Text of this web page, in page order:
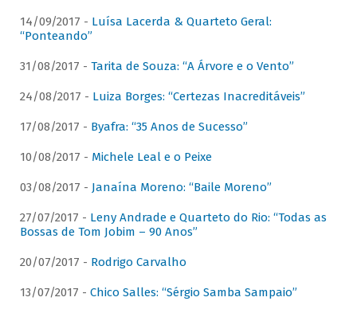
14/09/2017 - Luísa Lacerda & Quarteto Geral:
“Ponteando”
31/08/2017 - Tarita de Souza: “A Árvore e o Vento”
24/08/2017 - Luiza Borges: “Certezas Inacreditáveis”
17/08/2017 - Byafra: “35 Anos de Sucesso”
10/08/2017 - Michele Leal e o Peixe
03/08/2017 - Janaína Moreno: “Baile Moreno”
27/07/2017 - Leny Andrade e Quarteto do Rio: “Todas as
Bossas de Tom Jobim – 90 Anos”
20/07/2017 - Rodrigo Carvalho
13/07/2017 - Chico Salles: “Sérgio Samba Sampaio”